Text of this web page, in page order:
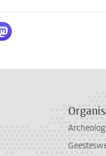
LinkedIn
via WhatsApp
Delen via Mastodon